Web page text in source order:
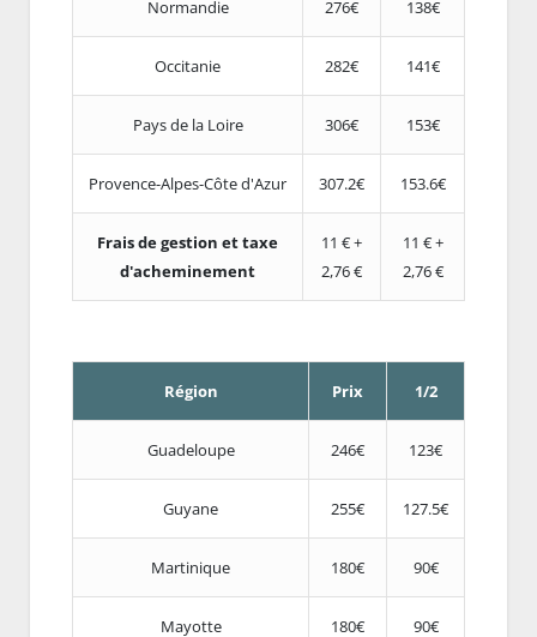
Normandie 276€ 138€
Occitanie 282€ 141€
Pays de la Loire 306€ 153€
Provence-Alpes-Côte d'Azur 307.2€ 153.6€
Frais de gestion et taxe
d'acheminement
11 € +
2,76 €
11 € +
2,76 €
Région Prix 1/2
Guadeloupe 246€ 123€
Guyane 255€ 127.5€
Martinique 180€ 90€
Mayotte 180€ 90€